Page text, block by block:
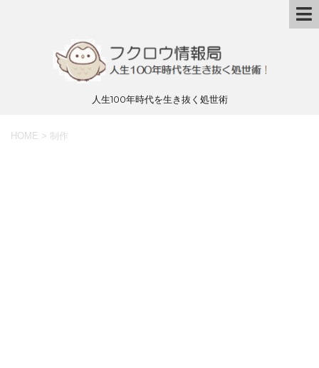
人生100年時代を生き抜く処世術
HOME > 制作